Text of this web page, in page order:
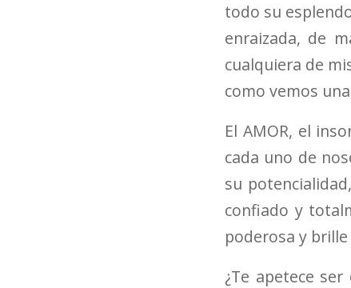
todo su
enraizada, de
cualquiera de
como vemos
El AMOR, el
cada uno de
su
confiado y
poderosa y
¿Te apetece